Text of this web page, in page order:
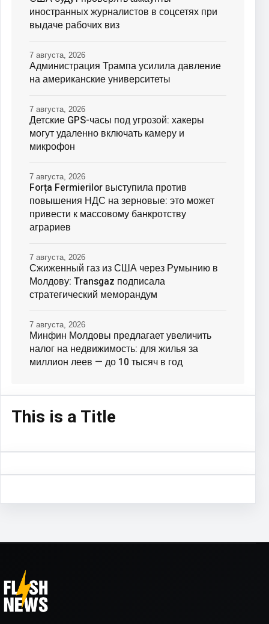
иностранных журналистов в соцсетях при
выдаче рабочих виз
Администрация Трампа усилила давление
на американские университеты
7 августа, 2026
Детские GPS-часы под угрозой: хакеры
могут удаленно включать камеру и
микрофон
7 августа, 2026
Forța Fermierilor выступила против
повышения НДС на зерновые: это может
привести к массовому банкротству
аграриев
7 августа, 2026
Сжиженный газ из США через Румынию в
Молдову: Transgaz подписала
стратегический меморандум
7 августа, 2026
Минфин Молдовы предлагает увеличить
налог на недвижимость: для жилья за
миллион леев — до 10 тысяч в год
7 августа, 2026
This is a Title